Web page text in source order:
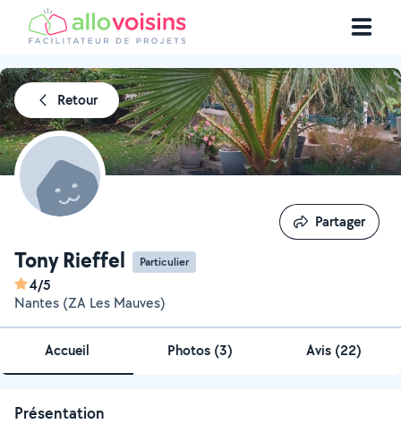
Retour
Tony Rieffel Particulier
4/5
Nantes (ZA Les Mauves)
Partager
Partager
Accueil Photos (3) Avis (22)
Présentation